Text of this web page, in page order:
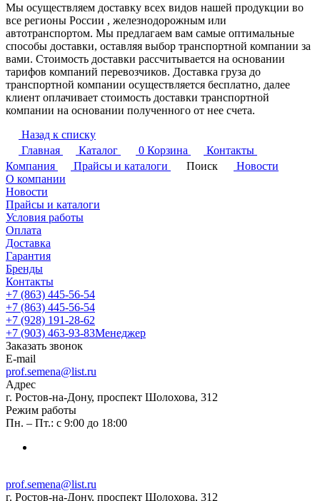
Мы осуществляем доставку всех видов нашей продукции во
все регионы России , железнодорожным или
автотранспортом. Мы предлагаем вам самые оптимальные
способы доставки, оставляя выбор транспортной компании за
вами. Стоимость доставки рассчитывается на основании
тарифов компаний перевозчиков. Доставка груза до
транспортной компании осуществляется бесплатно, далее
клиент оплачивает стоимость доставки транспортной
компании на основании полученного от нее счета.
Назад к списку
Главная
Каталог 0 Корзина
Контакты
Компания
Прайсы и каталоги Поиск
Новости
О компании
Новости
Прайсы и каталоги
Условия работы
Оплата
Доставка
Гарантия
Бренды
Контакты
+7 (863) 445-56-54
+7 (863) 445-56-54
+7 (928) 191-28-62
+7 (903) 463-93-83Менеджер
Заказать звонок
E-mail
prof.semena@list.ru
Адрес
г. Ростов-на-Дону, проспект Шолохова, 312
Режим работы
Пн. – Пт.: с 9:00 до 18:00
prof.semena@list.ru
г. Ростов-на-Дону, проспект Шолохова, 312